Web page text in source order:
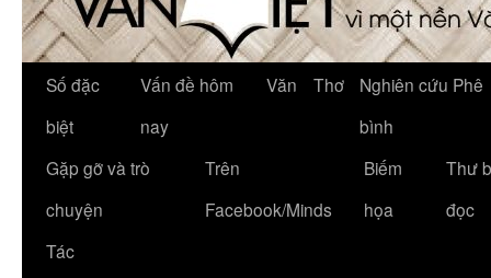
Số đặc
biệt
Vấn đề hôm
nay
Văn Thơ
Nghiên cứu Phê
bình
Gặp gỡ và trò
chuyện
Trên
Facebook/Minds
Biếm
họa
Thư
đọc
Tác